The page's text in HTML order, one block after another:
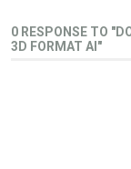
0 RESPONSE TO
3D FORMAT AI"